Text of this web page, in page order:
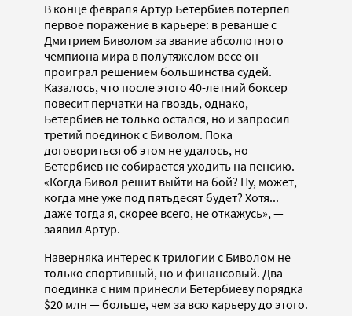
В конце февраля Артур Бетербиев потерпел
первое поражение в карьере: в реванше с
Дмитрием Биволом за звание абсолютного
чемпиона мира в полутяжелом весе он
проиграл решением большинства судей.
Казалось, что после этого 40-летний боксер
повесит перчатки на гвоздь, однако,
Бетербиев не только остался, но и запросил
третий поединок с Биволом. Пока
договориться об этом не удалось, но
Бетербиев не собирается уходить на пенсию.
«Когда Бивол решит выйти на бой? Ну, может,
когда мне уже под пятьдесят будет? Хотя...
даже тогда я, скорее всего, не откажусь», —
заявил Артур.
Наверняка интерес к трилогии с Биволом не
только спортивный, но и финансовый. Два
поединка с ним принесли Бетербиеву порядка
$20 млн — больше, чем за всю карьеру до этого.